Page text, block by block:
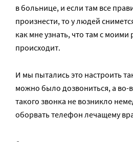
в больнице, и если там все
произнести, то у людей
как мне узнать, что там с
происходит.
И мы пытались это настроить
можно было дозвониться, а во-
такого звонка не возникло
оборвать телефон лечащему